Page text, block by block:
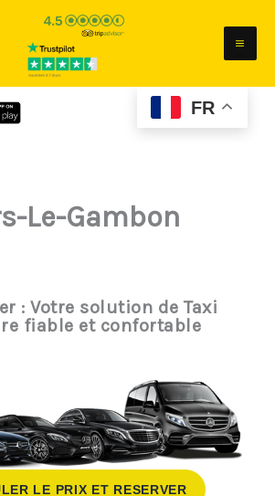
FR
Le-Gambon
: Votre solution de Taxi
fiable et confortable
LE PRIX ET RESERVER